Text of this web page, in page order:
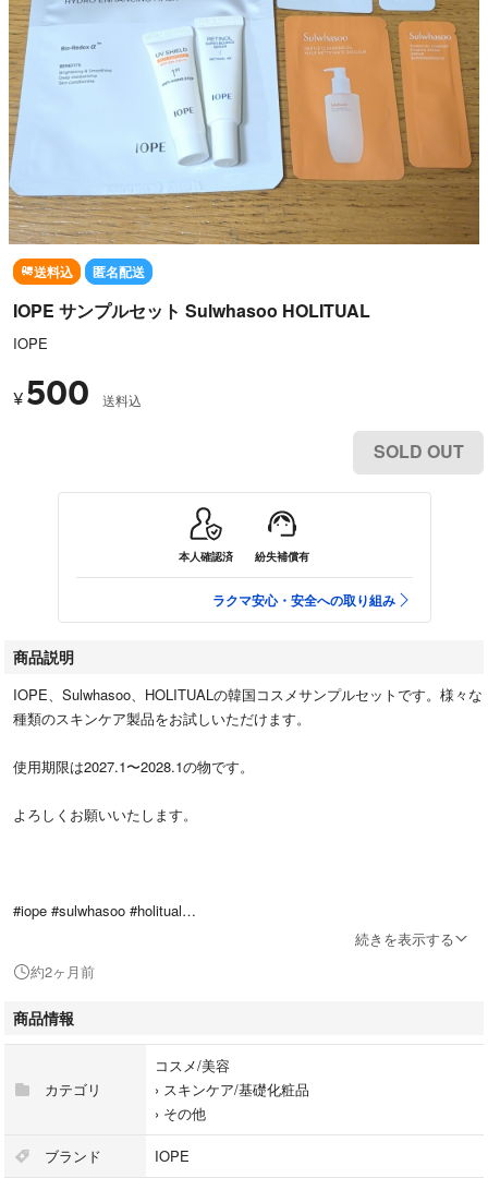
送料込 匿名配送
IOPE サンプルセット Sulwhasoo HOLITUAL
IOPE
¥ 500 送料込
SOLD OUT
本人確認済 紛失補償有
ラクマ安心・安全への取り組み
商品説明
IOPE、Sulwhasoo、HOLITUALの韓国コスメサンプルセットです。様々な
種類のスキンケア製品をお試しいただけます。
使用期限は2027.1〜2028.1の物です。
よろしくお願いいたします。
#iope #sulwhasoo #holitual
#まとめ売り #美容液 #マスク
#日焼け止め #セラム #コスメ
#化粧品 #試供品
続きを表示する
約2ヶ月前
商品情報
カテゴリ
コスメ/美容
› スキンケア/基礎化粧品
› その他
ブランド IOPE